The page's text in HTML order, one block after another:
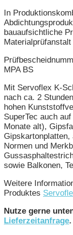
In
bauaufsichtliche
MPA BS
Mit Servoflex K-
nach ca. 2
hohen
SuperTec auch
Monate alt),
Normen und
sowie Balkonen,
Weitere
Produktes
Nutze gerne
Lieferzeitanfrage.